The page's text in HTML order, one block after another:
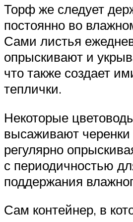
Торф же следует
постоянно во
Сами листья
опрыскивают и
что также создает
теплички.
Некоторые
высаживают черенки
регулярно
с периодичностью
поддержания
Сам контейнер, в